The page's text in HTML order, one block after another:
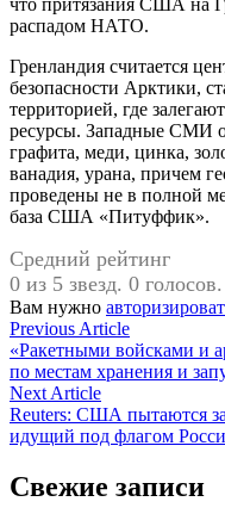
что притязания США на
распадом НАТО.
Гренландия считается
безопасности Арктики,
территорией, где
ресурсы. Западные СМИ
графита, меди, цинка,
ванадия, урана, причем
проведены не в полной
база США «Питуффик».
Средний рейтинг
0 из 5 звезд. 0 голосов.
Вам нужно
Навигация
по
записям
Previous ArticlePrevious
article:
«Ракетными войсками и
по местам хранения и
Next ArticleNext
article:
Reuters: США пытаются
идущий под флагом
Свежие записи